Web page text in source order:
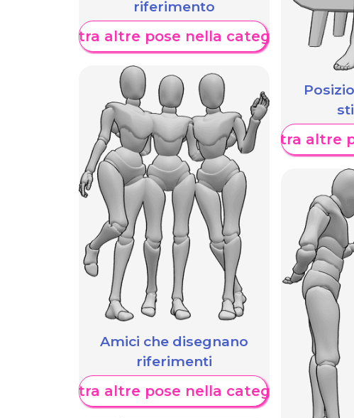
riferimento
Mostra altre pose nella categoria
Amici che disegnano
riferimenti
Mostra altre pose nella categoria
Mostra altre